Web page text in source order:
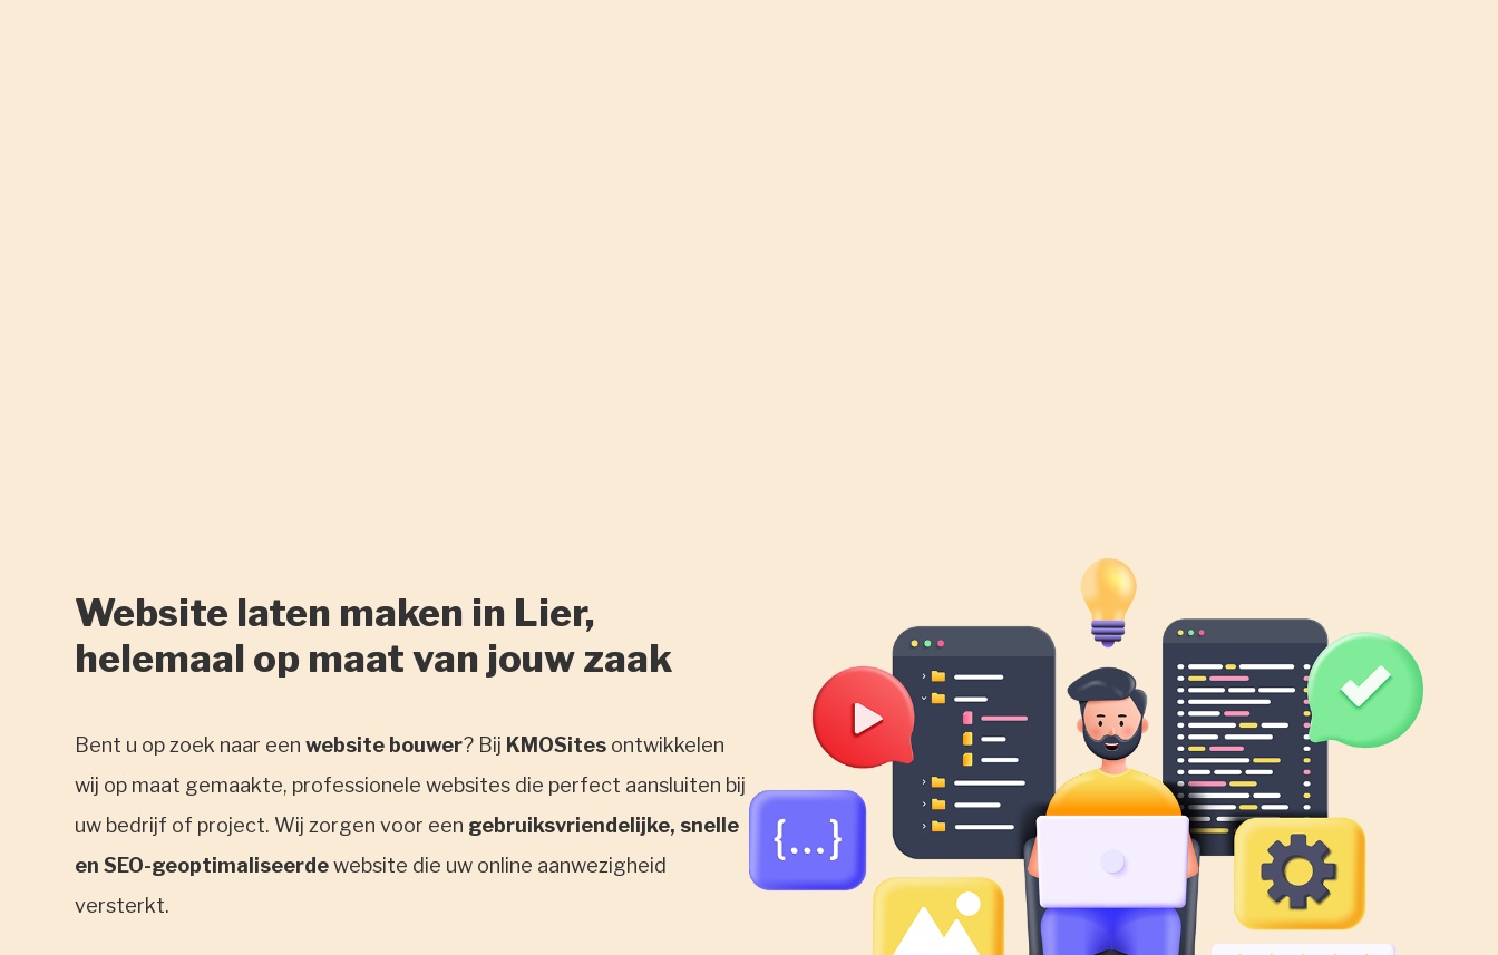
Website laten maken in Lier,
helemaal op maat van jouw zaak
Bent u op zoek naar eenwebsite bouwer? Bij KMOSites ontwikkelen
wij op maat gemaakte, professionele websites die perfect aansluiten bij
uw bedrijf of project. Wij zorgen voor een gebruiksvriendelijke, snelle
en SEO-geoptimaliseerdewebsite die uw online aanwezigheid
versterkt.